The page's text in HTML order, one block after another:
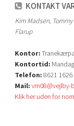
KONTAKT
Kim Madsen,
Kontor:
Kontortid:
Telefon: 8621 1626
Mail: vm08@vejlby-
Klik her uden for